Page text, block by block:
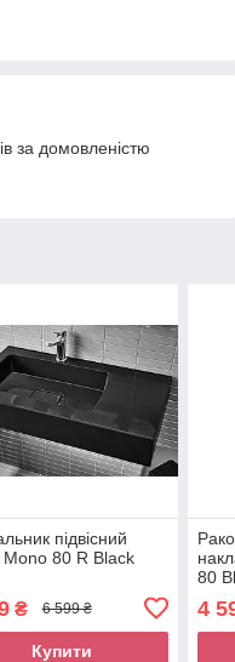
за домовленістю
підвісний
Mono 80 R Black
₴ 6 599 ₴
Купити
80
4